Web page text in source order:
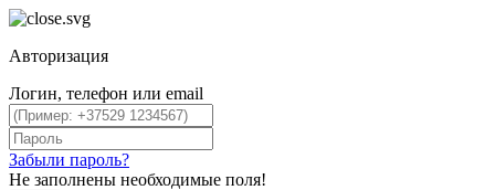
Авторизация
Логин, телефон или email
Забыли пароль?
Не заполнены необходимые поля!